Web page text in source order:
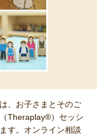
、お子さまとそのご
Theraplay®）セッシ
す。オンライン相談